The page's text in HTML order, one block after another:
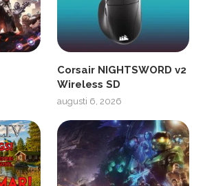
Corsair NIGHTSWORD v2
Wireless SD
augusti 6, 2026